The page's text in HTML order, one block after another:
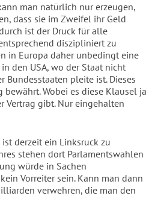
man natürlich nur erzeugen,
dass sie im Zweifel ihr Geld
ist der Druck für alle
diszipliniert zu
in Europa daher unbedingt eine
den USA, wo der Staat nicht
Bundesstaaten pleite ist. Dieses
bewährt. Wobei es diese Klausel ja
Vertrag gibt. Nur eingehalten
derzeit ein Linksruck zu
stehen dort Parlamentswahlen
würde in Sachen
Vorreiter sein. Kann man dann
verwehren, die man den